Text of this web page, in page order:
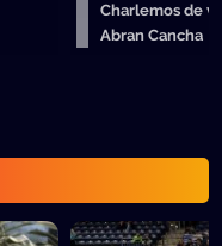
Charlemos de
Abran Cancha